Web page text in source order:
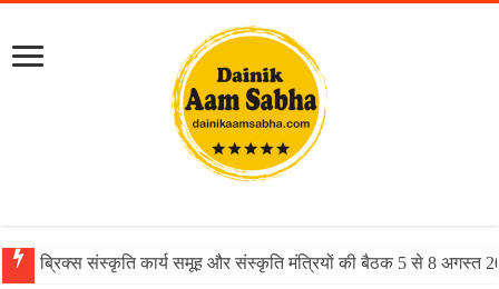
ब्रिक्स संस्कृति कार्य समूह और संस्कृति मंत्रियों की बैठक 5 से 8 अगस्त